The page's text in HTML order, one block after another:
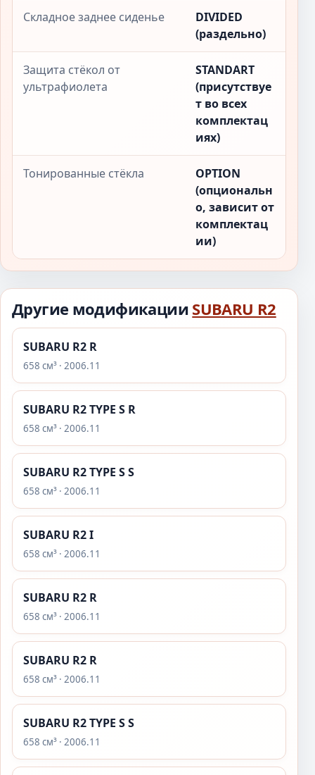
Складное заднее сиденье
DIVIDED
(раздельно)
Защита стёкол от
ультрафиолета
STANDART
(присутствуе
т во всех
комплектац
иях)
Тонированные стёкла
OPTION
(опциональн
о, зависит от
комплектац
ии)
Другие модификации SUBARU R2
SUBARU R2 R
658 см³ · 2006.11
SUBARU R2 TYPE S R
658 см³ · 2006.11
SUBARU R2 TYPE S S
658 см³ · 2006.11
SUBARU R2 I
658 см³ · 2006.11
SUBARU R2 R
658 см³ · 2006.11
SUBARU R2 R
658 см³ · 2006.11
SUBARU R2 TYPE S S
658 см³ · 2006.11